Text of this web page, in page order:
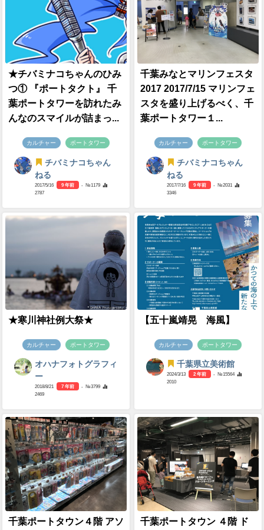
★チバミナコちゃんのひみ
つ① 『ポートタクト』 千
葉ポートタワーを訪れたみ
んなのスマイルが詰まっ...
カルチャー ポートタワー
チバミナコちゃん
ねる
2017/5/16 9 年前
- №1179
2787
千葉みなとマリンフェスタ
2017 2017/7/15 マリンフェ
スタを盛り上げるべく、千
葉ポートタワー１...
カルチャー ポートタワー
チバミナコちゃん
ねる
2017/7/16 9 年前
- №2031
3346
★寒川神社例大祭★
カルチャー ポートタワー
オハナフォトグラフィ
ー
2018/8/21 7 年前
- №3799
2469
【五十嵐靖晃 海風】
カルチャー ポートタワー
千葉県立美術館
2024/3/13 2 年前
- №15564
2010
千葉ポートタウン４階 アソ 千葉ポートタウン ４階 ド